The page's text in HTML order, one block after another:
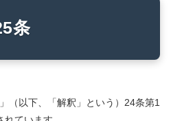
条
」（以下、「解釈」という）24条第1